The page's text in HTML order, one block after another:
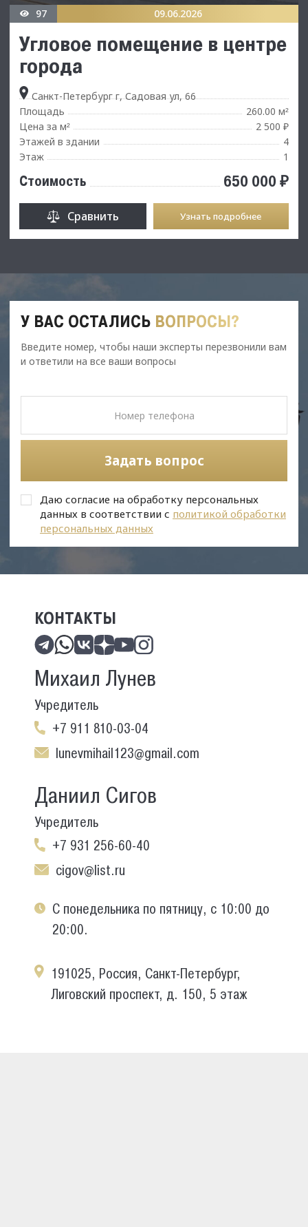
97 09.06.2026
Угловое помещение в центре
города
Санкт-Петербург г, Садовая ул, 66
Площадь
260.00 м²
Цена за м²
2 500 ₽
Этажей в здании
4
Этаж
1
Стоимость 650 000 ₽
Сравнить Узнать подробнее
У ВАС ОСТАЛИСЬ ВОПРОСЫ?
Введите номер, чтобы наши эксперты перезвонили вам
и ответили на все ваши вопросы
Задать вопрос
Даю согласие на обработку персональных
данных в соответствии с политикой обработки
персональных данных
КОНТАКТЫ
Михаил Лунев
Учредитель
+7 911 810-03-04
lunevmihail123@gmail.com
Даниил Сигов
Учредитель
+7 931 256-60-40
cigov@list.ru
С понедельника по пятницу, с 10:00 до
20:00.
191025, Россия, Санкт-Петербург,
Лиговский проспект, д. 150, 5 этаж